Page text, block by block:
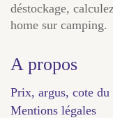
déstockage,
home sur camping.
A propos
Prix, argus, cote
Mentions légales